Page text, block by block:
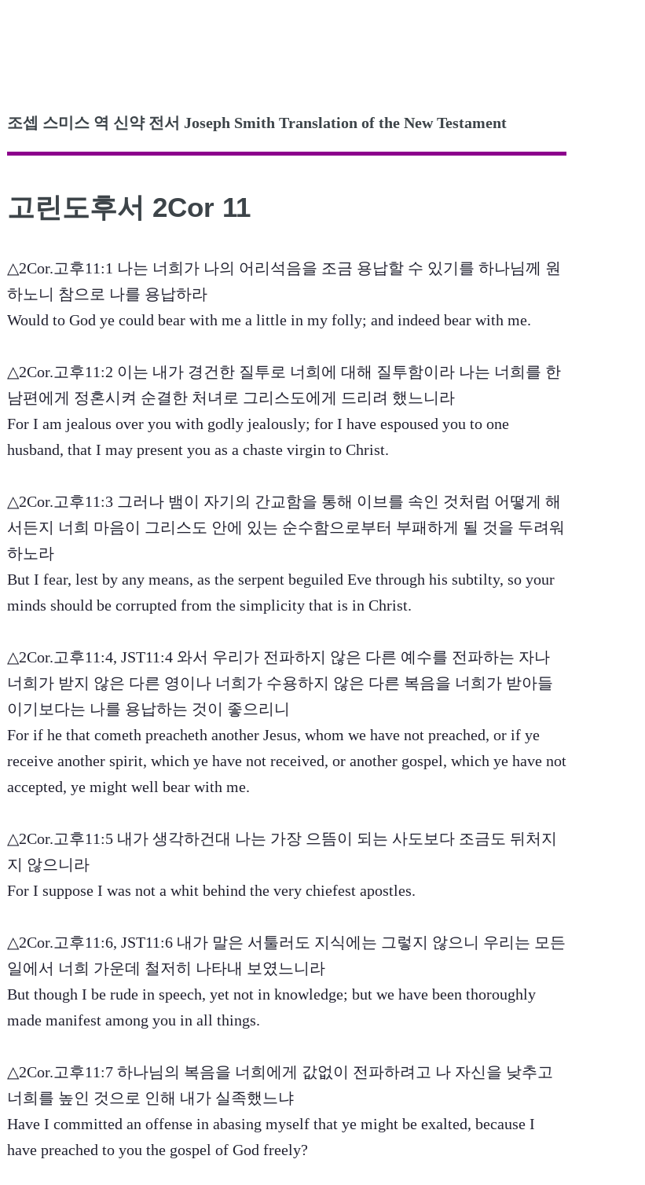
조셉 스미스 역 신약 전서 Joseph Smith Translation of the New Testament
고린도후서 2Cor 11
△2Cor.고후11:1 나는 너희가 나의 어리석음을 조금 용납할 수 있기를 하나님께 원
하노니 참으로 나를 용납하라
Would to God ye could bear with me a little in my folly; and indeed bear with me.
△2Cor.고후11:2 이는 내가 경건한 질투로 너희에 대해 질투함이라 나는 너희를 한
남편에게 정혼시켜 순결한 처녀로 그리스도에게 드리려 했느니라
For I am jealous over you with godly jealously; for I have espoused you to one
husband, that I may present you as a chaste virgin to Christ.
△2Cor.고후11:3 그러나 뱀이 자기의 간교함을 통해 이브를 속인 것처럼 어떻게 해
서든지 너희 마음이 그리스도 안에 있는 순수함으로부터 부패하게 될 것을 두려워
하노라
But I fear, lest by any means, as the serpent beguiled Eve through his subtilty, so your
minds should be corrupted from the simplicity that is in Christ.
△2Cor.고후11:4, JST11:4 와서 우리가 전파하지 않은 다른 예수를 전파하는 자나
너희가 받지 않은 다른 영이나 너희가 수용하지 않은 다른 복음을 너희가 받아들
이기보다는 나를 용납하는 것이 좋으리니
For if he that cometh preacheth another Jesus, whom we have not preached, or if ye
receive another spirit, which ye have not received, or another gospel, which ye have not
accepted, ye might well bear with me.
△2Cor.고후11:5 내가 생각하건대 나는 가장 으뜸이 되는 사도보다 조금도 뒤처지
지 않으니라
For I suppose I was not a whit behind the very chiefest apostles.
△2Cor.고후11:6, JST11:6 내가 말은 서툴러도 지식에는 그렇지 않으니 우리는 모든
일에서 너희 가운데 철저히 나타내 보였느니라
But though I be rude in speech, yet not in knowledge; but we have been thoroughly
made manifest among you in all things.
△2Cor.고후11:7 하나님의 복음을 너희에게 값없이 전파하려고 나 자신을 낮추고
너희를 높인 것으로 인해 내가 실족했느냐
Have I committed an offense in abasing myself that ye might be exalted, because I
have preached to you the gospel of God freely?